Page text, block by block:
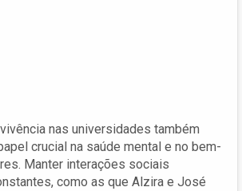
nas universidades também
crucial na saúde mental e no bem-
Manter interações sociais
como as que Alzira e José